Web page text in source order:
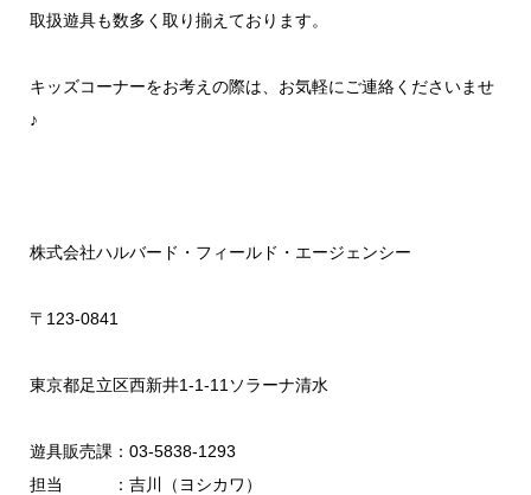
取扱遊具も数多く取り揃えております。
キッズコーナーをお考えの際は、お気軽にご連絡くださいませ
♪
株式会社ハルバード・フィールド・エージェンシー
〒123-0841
東京都足立区西新井1-1-11ソラーナ清水
遊具販売課：03-5838-1293
担当 ：吉川（ヨシカワ）